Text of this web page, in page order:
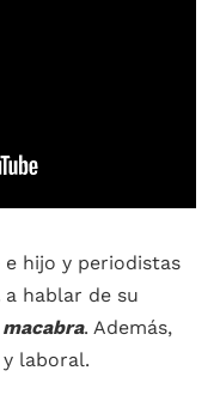
e hijo y periodistas
a hablar de su
. Además,
laboral.